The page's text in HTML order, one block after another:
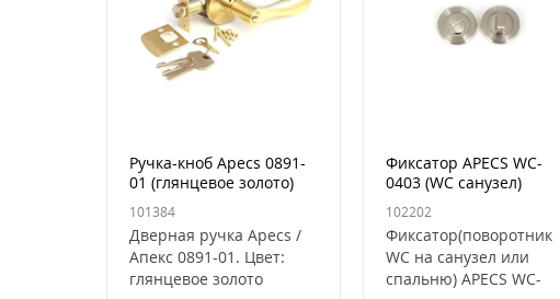
Ручка-кноб Apecs 0891-
01 (глянцевое золото)
101384
Дверная ручка Apecs /
Апекс 0891-01. Цвет:
глянцевое золото
Фиксатор APECS WC-
0403 (WC санузел)
102202
Фиксатор(поворотник
WC на санузел или
спальню) APECS WC-